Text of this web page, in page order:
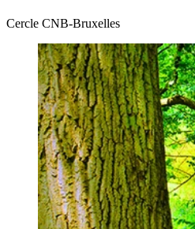
Cercle CNB-Bruxelles